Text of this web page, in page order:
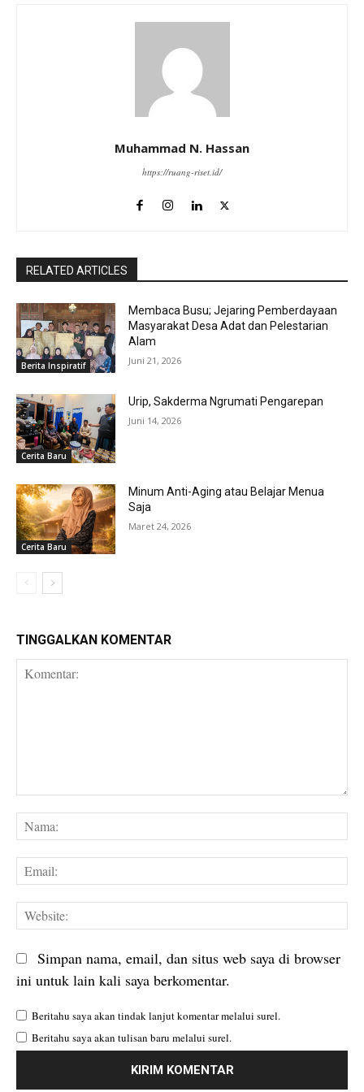
Muhammad N. Hassan
https://ruang-riset.id/
RELATED ARTICLES
Berita Inspiratif
Membaca Busu; Jejaring Pemberdayaan
Masyarakat Desa Adat dan Pelestarian
Alam
Juni 21, 2026
Cerita Baru
Urip, Sakderma Ngrumati Pengarepan
Juni 14, 2026
Cerita Baru
Minum Anti-Aging atau Belajar Menua
Saja
Maret 24, 2026
TINGGALKAN KOMENTAR
Simpan nama, email, dan situs web saya di browser
ini untuk lain kali saya berkomentar.
Beritahu saya akan tindak lanjut komentar melalui surel.
Beritahu saya akan tulisan baru melalui surel.